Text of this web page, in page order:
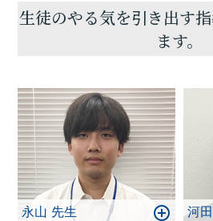
「振り返ったとき、あの時から
そう思える日がきっとある。」
誰もが経験することで、誰もが
毎日の通塾がそのきっかけにな
と、私たちは信じて活動をして
学びがもたらすものは点数や合
ん。頑張ったこと、苦手を克服
験が価値になります。
一緒に頑張りましょう。
生徒のやる気を引き出す
ます。
永山 先生 河